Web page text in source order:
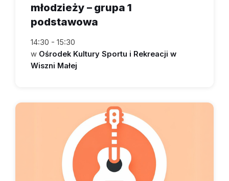
młodzieży – grupa 1
podstawowa
14:30 - 15:30
w Ośrodek Kultury Sportu i Rekreacji w
Wiszni Małej